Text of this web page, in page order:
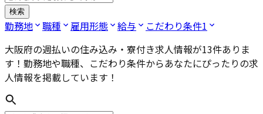
検索
勤務地 職種 雇用形態 給与 こだわり条件1
大阪府の週払いの住み込み・寮付き求人情報が13件ありま
す！勤務地や職種、こだわり条件からあなたにぴったりの求
人情報を掲載しています！